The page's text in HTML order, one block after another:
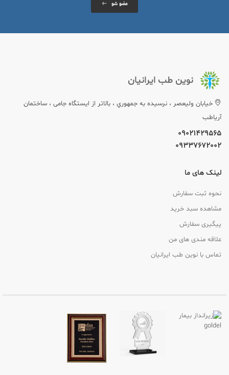
عضو شو
نوین طب ایرانیان
خيابان وليعصر ، نرسيده به جمهوري ، بالاتر از ایستگاه جامی ، ساختمان
آریاطب
09021429565
09337672002
لینک های ما
نحوه ثبت سفارش
مشاهده سبد خرید
پیگیری سفارش
علاقه مندی های من
تماس با نوین طب ایرانیان